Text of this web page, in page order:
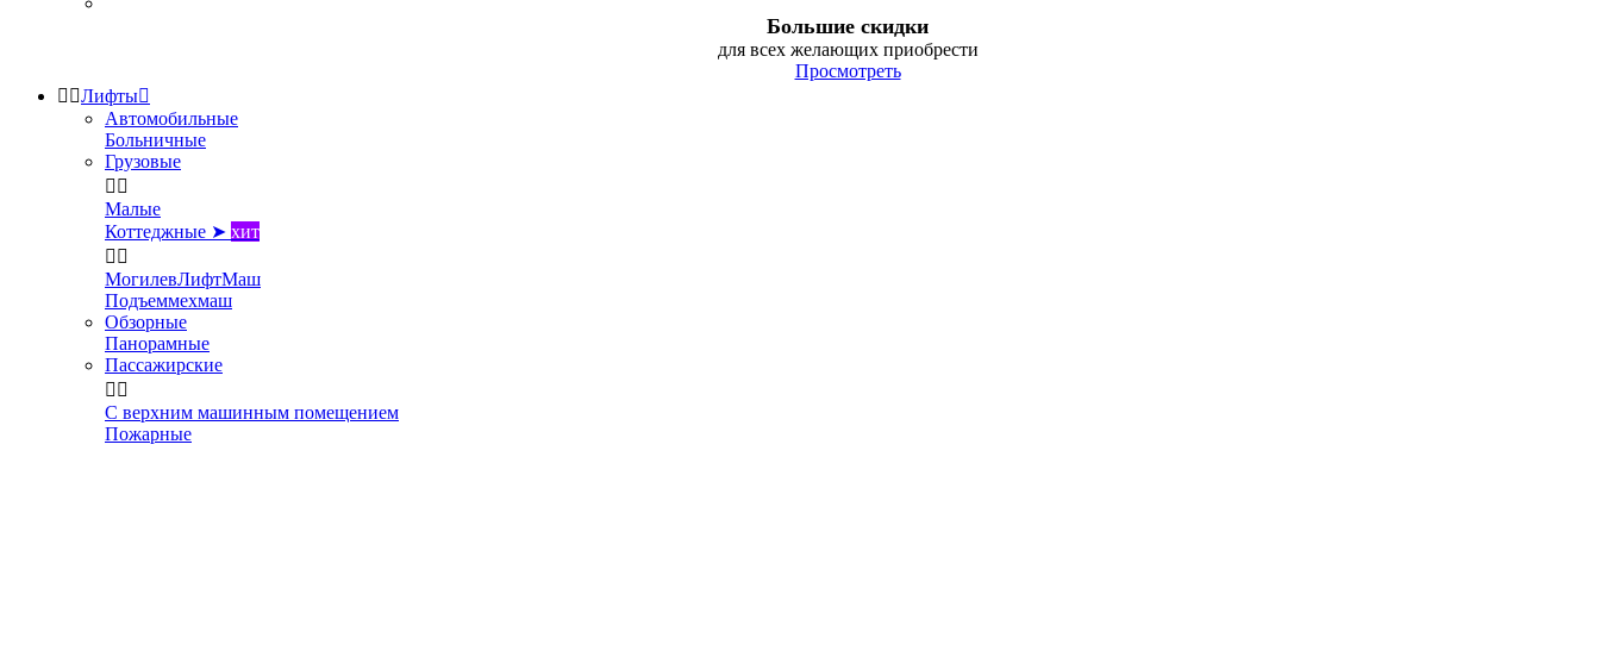
Большие скидки
для всех желающих приобрести
Просмотреть
 Лифты
Автомобильные
Больничные
Грузовые
 
Малые
Коттеджные ➤ хит
 
МогилевЛифтМаш
Подъеммехмаш
Обзорные
Панорамные
Пассажирские
 
С верхним машинным помещением
Пожарные